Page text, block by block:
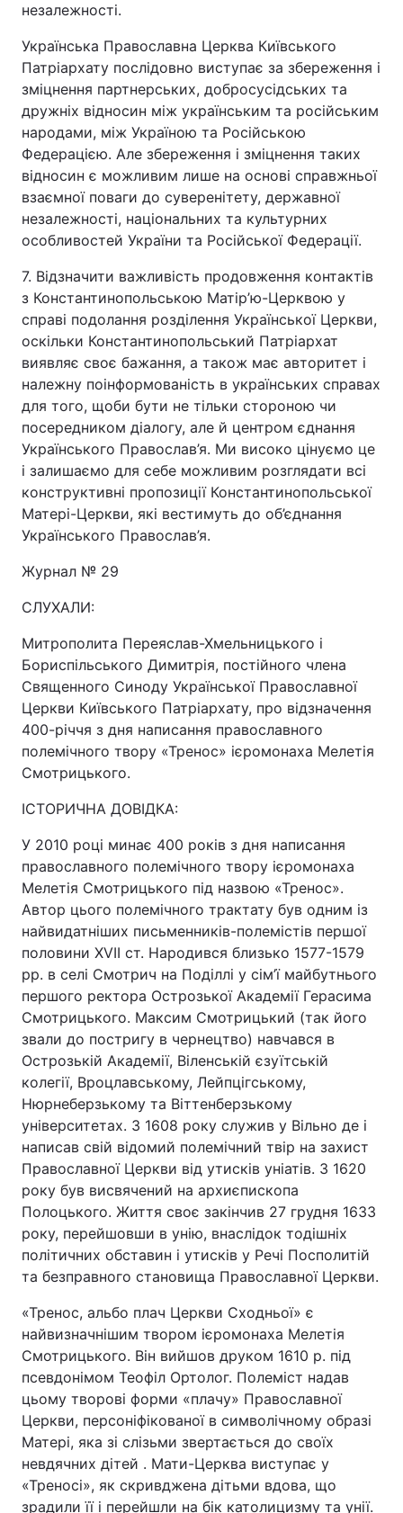
незалежності.
Українська Православна Церква Київського
Патріархату послідовно виступає за збереження і
зміцнення партнерських, добросусідських та
дружніх відносин між українським та російським
народами, між Україною та Російською
Федерацією. Але збереження і зміцнення таких
відносин є можливим лише на основі справжньої
взаємної поваги до суверенітету, державної
незалежності, національних та культурних
особливостей України та Російської Федерації.
7. Відзначити важливість продовження контактів
з Константинопольською Матір’ю-Церквою у
справі подолання розділення Української Церкви,
оскільки Константинопольський Патріархат
виявляє своє бажання, а також має авторитет і
належну поінформованість в українських справах
для того, щоби бути не тільки стороною чи
посередником діалогу, але й центром єднання
Українського Православ’я. Ми високо цінуємо це
і залишаємо для себе можливим розглядати всі
конструктивні пропозиції Константинопольської
Матері-Церкви, які вестимуть до об’єднання
Українського Православ’я.
Журнал № 29
СЛУХАЛИ:
Митрополита Переяслав-Хмельницького і
Бориспільського Димитрія, постійного члена
Священного Синоду Української Православної
Церкви Київського Патріархату, про відзначення
400-річчя з дня написання православного
полемічного твору «Тренос» ієромонаха Мелетія
Смотрицького.
ІСТОРИЧНА ДОВІДКА:
У 2010 році минає 400 років з дня написання
православного полемічного твору ієромонаха
Мелетія Смотрицького під назвою «Тренос».
Автор цього полемічного трактату був одним із
найвидатніших письменників-полемістів першої
половини ХVІІ ст. Народився близько 1577-1579
рр. в селі Смотрич на Поділлі у сім’ї майбутнього
першого ректора Острозької Академії Герасима
Смотрицького. Максим Смотрицький (так його
звали до постригу в чернецтво) навчався в
Острозькій Академії, Віленській єзуїтській
колегії, Вроцлавському, Лейпцігському,
Нюрнеберзькому та Віттенберзькому
університетах. З 1608 року служив у Вільно де і
написав свій відомий полемічний твір на захист
Православної Церкви від утисків уніатів. З 1620
року був висвячений на архиєпископа
Полоцького. Життя своє закінчив 27 грудня 1633
року, перейшовши в унію, внаслідок тодішніх
політичних обставин і утисків у Речі Посполитій
та безправного становища Православної Церкви.
«Тренос, альбо плач Церкви Сходньої» є
найвизначнішим твором ієромонаха Мелетія
Смотрицького. Він вийшов друком 1610 р. під
псевдонімом Теофіл Ортолог. Полеміст надав
цьому творові форми «плачу» Православної
Церкви, персоніфікованої в символічному образі
Матері, яка зі слізьми звертається до своїх
невдячних дітей . Мати-Церква виступає у
«Треносі», як скривджена дітьми вдова, що
зрадили її і перейшли на бік католицизму та унії.